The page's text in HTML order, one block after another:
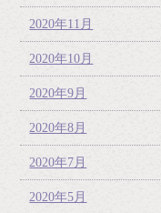
2020年11月
2020年10月
2020年9月
2020年8月
2020年7月
2020年5月